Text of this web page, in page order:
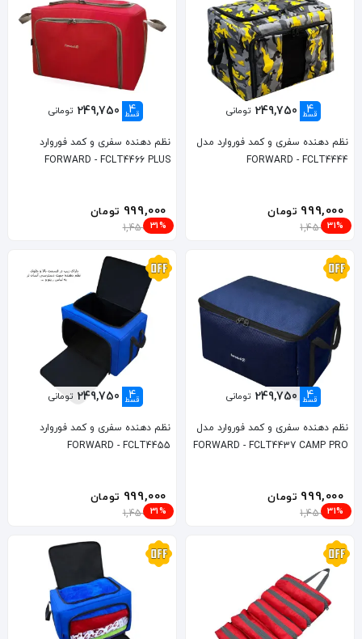
4
قسط 249,750 تومانی
نظم دهنده سفری و کمد فوروارد مدل
FORWARD - FCLT4444
999,000 تومان
1,450,000
31%
4
قسط 249,750 تومانی
نظم دهنده سفری و کمد فوروارد
FORWARD - FCLT4466 PLUS
999,000 تومان
1,450,000
31%
4
قسط 249,750 تومانی
نظم دهنده سفری و کمد فوروارد مدل
FORWARD - FCLT4437 CAMP PRO
999,000 تومان
1,450,000
31%
4
قسط 249,750 تومانی
نظم دهنده سفری و کمد فوروارد
FORWARD - FCLT4455
999,000 تومان
1,450,000
31%